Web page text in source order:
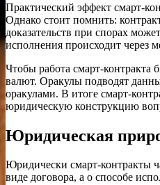
Практический эффект
Однако стоит помнить:
доказательств при спорах
исполнения происходит через
Чтобы работа
валют. Оракулы подводят
оракулами. В итоге
юридическую конструкцию
Юридическая
Юридически смарт‑контракты
виде договора, а о способе